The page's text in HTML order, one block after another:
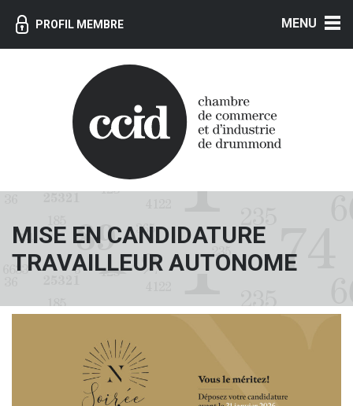
PROFIL MEMBRE
MISE EN CANDIDATURE
TRAVAILLEUR AUTONOME
MENU